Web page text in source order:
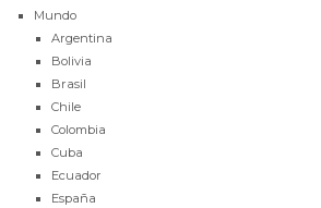
Mundo
Argentina
Bolivia
Brasil
Chile
Colombia
Cuba
Ecuador
España